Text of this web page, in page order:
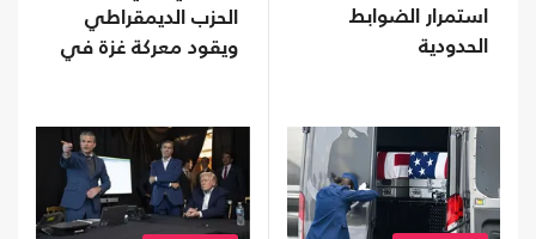
استمرار الضوابط
الحدودية
الحزب الديمقراطي
ويقود معركة غزة في